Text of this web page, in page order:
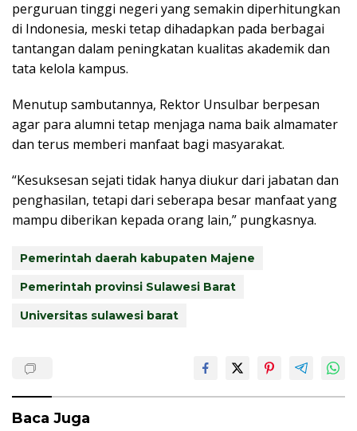
perguruan tinggi negeri yang semakin diperhitungkan
di Indonesia, meski tetap dihadapkan pada berbagai
tantangan dalam peningkatan kualitas akademik dan
tata kelola kampus.
Menutup sambutannya, Rektor Unsulbar berpesan
agar para alumni tetap menjaga nama baik almamater
dan terus memberi manfaat bagi masyarakat.
“Kesuksesan sejati tidak hanya diukur dari jabatan dan
penghasilan, tetapi dari seberapa besar manfaat yang
mampu diberikan kepada orang lain,” pungkasnya.
Pemerintah daerah kabupaten Majene
Pemerintah provinsi Sulawesi Barat
Universitas sulawesi barat
Baca Juga